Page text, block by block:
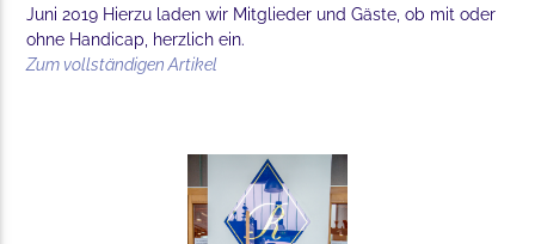
Juni 2019 Hierzu laden wir Mitglieder und Gäste, ob mit oder
ohne Handicap, herzlich ein.
Zum vollständigen Artikel